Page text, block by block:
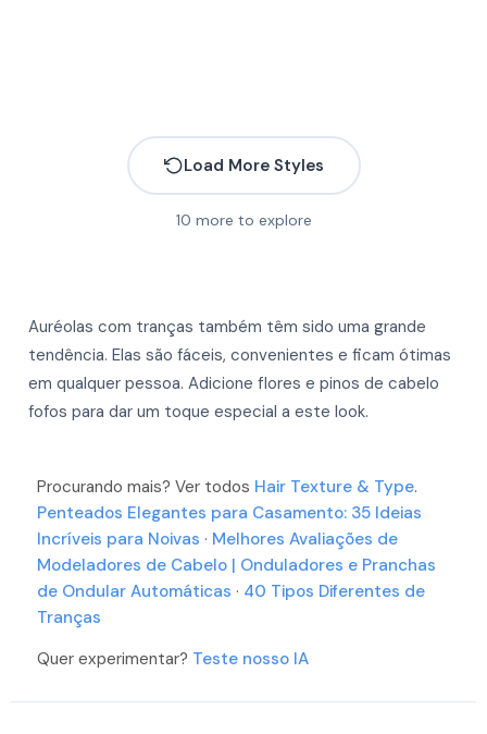
More
More
More
More
Load More Styles
10 more to explore
Auréolas com tranças também têm sido uma grande
tendência. Elas são fáceis, convenientes e ficam ótimas
em qualquer pessoa. Adicione flores e pinos de cabelo
fofos para dar um toque especial a este look.
Procurando mais? Ver todos Hair Texture & Type.
Penteados Elegantes para Casamento: 35 Ideias
Incríveis para Noivas · Melhores Avaliações de
Modeladores de Cabelo | Onduladores e Pranchas
de Ondular Automáticas · 40 Tipos Diferentes de
Tranças
Quer experimentar? Teste nosso IA